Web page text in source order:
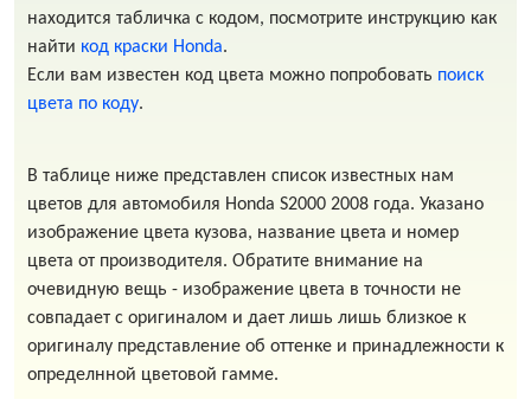
находится табличка с кодом, посмотрите инструкцию как
найти код краски Honda.
Если вам известен код цвета можно попробовать поиск
цвета по коду.
В таблице ниже представлен список известных нам
цветов для автомобиля Honda S2000 2008 года. Указано
изображение цвета кузова, название цвета и номер
цвета от производителя. Обратите внимание на
очевидную вещь - изображение цвета в точности не
совпадает с оригиналом и дает лишь лишь близкое к
оригиналу представление об оттенке и принадлежности к
определнной цветовой гамме.